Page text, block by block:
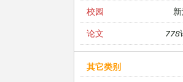
校园
论文 778
其它类别